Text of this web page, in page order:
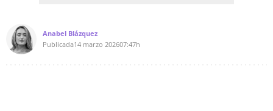
Anabel Blázquez
Publicada14 marzo 202607:47h